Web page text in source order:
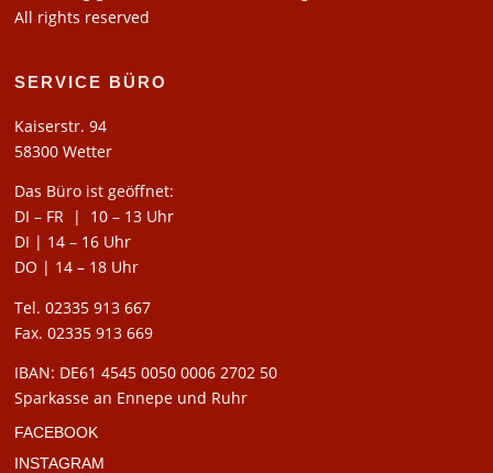
All rights reserved
SERVICE BÜRO
Kaiserstr. 94
58300 Wetter
Das Büro ist geöffnet:
DI – FR | 10 – 13 Uhr
DI | 14 – 16 Uhr
DO | 14 – 18 Uhr
Tel. 02335 913 667
Fax. 02335 913 669
IBAN: DE61 4545 0050 0006 2702 50
Sparkasse an Ennepe und Ruhr
FACEBOOK
INSTAGRAM